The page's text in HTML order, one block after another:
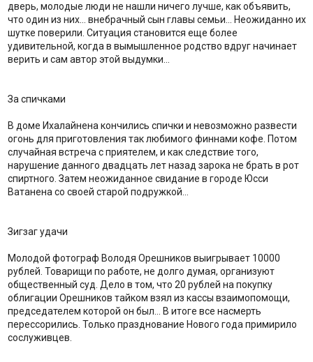
дверь, молодые люди не нашли ничего лучше, как объявить,
что один из них… внебрачный сын главы семьи… Неожиданно их
шутке поверили. Ситуация становится еще более
удивительной, когда в вымышленное родство вдруг начинает
верить и сам автор этой выдумки…
За спичками
В доме Ихалайнена кончились спички и невозможно развести
огонь для приготовления так любимого финнами кофе. Потом
случайная встреча с приятелем, и как следствие того,
нарушение данного двадцать лет назад зарока не брать в рот
спиртного. Затем неожиданное свидание в городе Юсси
Ватанена со своей старой подружкой…
Зигзаг удачи
Молодой фотограф Володя Орешников выигрывает 10000
рублей. Товарищи по работе, не долго думая, организуют
общественный суд. Дело в том, что 20 рублей на покупку
облигации Орешников тайком взял из кассы взаимопомощи,
председателем которой он был… В итоге все насмерть
перессорились. Только празднование Нового года примирило
сослуживцев.